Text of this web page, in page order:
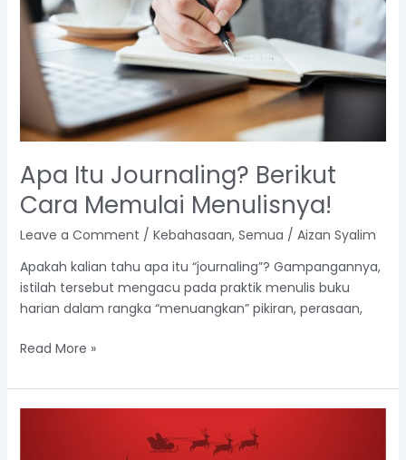
Apa Itu Journaling? Berikut
Cara Memulai Menulisnya!
Leave a Comment / Kebahasaan, Semua / Aizan Syalim
Apakah kalian tahu apa itu “journaling”? Gampangannya,
istilah tersebut mengacu pada praktik menulis buku
harian dalam rangka “menuangkan” pikiran, perasaan,
Memulai
Menulisnya!
Read More »